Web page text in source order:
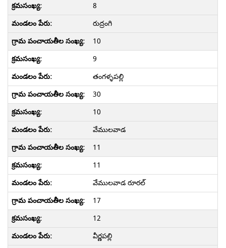
8
రుద్రంగి
10
9
తంగళ్ళపల్లి
30
10
వేములవాడ
11
11
వేములవాడ రూరల్
17
12
వీర్ణపల్లి